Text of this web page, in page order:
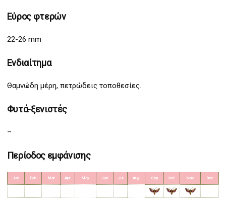
Εύρος φτερών
22-26 mm
Ενδιαίτημα
Θαμνώδη μέρη, πετρώδεις τοποθεσίες.
Φυτά-ξενιστές
–
Περίοδος εμφάνισης
Jan Feb Mar Apr May Jun Jul Aug Sep Oct Nov Dec